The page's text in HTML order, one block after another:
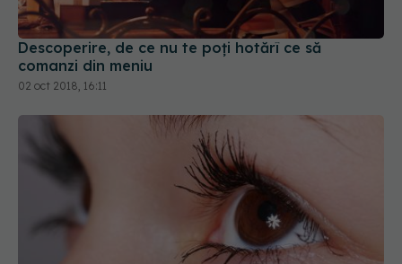
Descoperire, de ce nu te poți hotărî ce să
comanzi din meniu
02 oct 2018, 16:11